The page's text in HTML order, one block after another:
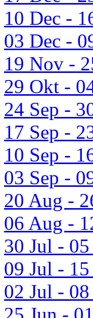
10 Dec -
03 Dec -
19 Nov -
29 Okt -
24 Sep -
17 Sep -
10 Sep -
03 Sep -
20 Aug -
06 Aug -
30 Jul -
09 Jul -
02 Jul -